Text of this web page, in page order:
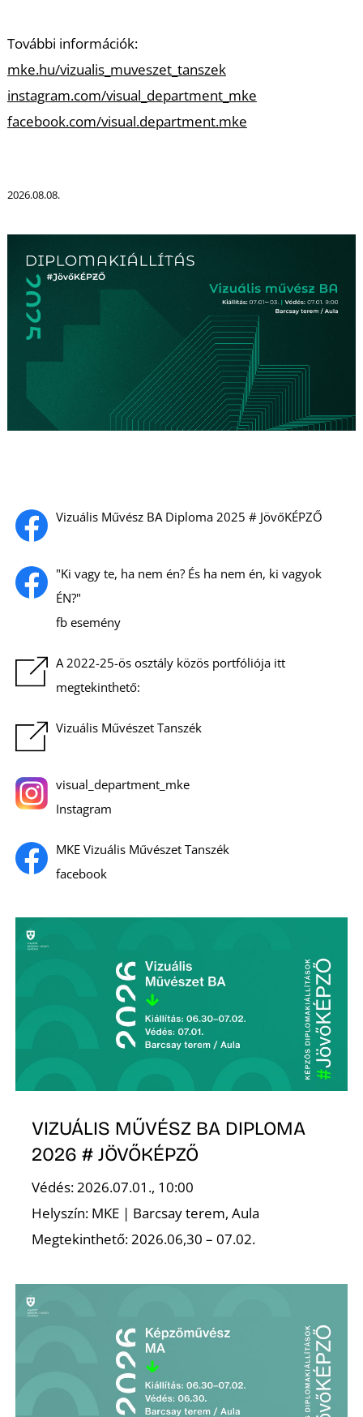
Vizuális Művész BA Diploma 2025 # JövőKÉPZŐ
"Ki vagy te, ha nem én? És ha nem én, ki vagyok
ÉN?"
fb esemény
A 2022-25-ös osztály közös portfóliója itt
megtekinthető:
Vizuális Művészet Tanszék
visual_department_mke
Instagram
MKE Vizuális Művészet Tanszék
facebook
További információk:
mke.hu/vizualis_muveszet_tanszek
instagram.com/visual_department_mke
facebook.com/visual.department.mke
2026.08.08.
VIZUÁLIS MŰVÉSZ BA DIPLOMA
2026 # JÖVŐKÉPZŐ
Védés: 2026.07.01., 10:00
Helyszín: MKE | Barcsay terem, Aula
Megtekinthető: 2026.06,30 – 07.02.